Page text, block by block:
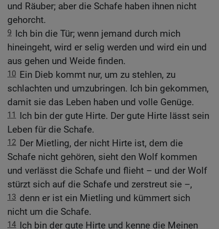
und Räuber; aber die Schafe haben ihnen nicht
gehorcht.
9 Ich bin die Tür; wenn jemand durch mich
hineingeht, wird er selig werden und wird ein und
aus gehen und Weide finden.
10 Ein Dieb kommt nur, um zu stehlen, zu
schlachten und umzubringen. Ich bin gekommen,
damit sie das Leben haben und volle Genüge.
11
Ich bin der gute Hirte. Der gute Hirte lässt sein
Leben für die Schafe.
12 Der Mietling, der nicht Hirte ist, dem die
Schafe nicht gehören, sieht den Wolf kommen
und verlässt die Schafe und flieht – und der Wolf
stürzt sich auf die Schafe und zerstreut sie –,
13 denn er ist ein Mietling und kümmert sich
nicht um die Schafe.
14 Ich bin der gute Hirte und kenne die Meinen